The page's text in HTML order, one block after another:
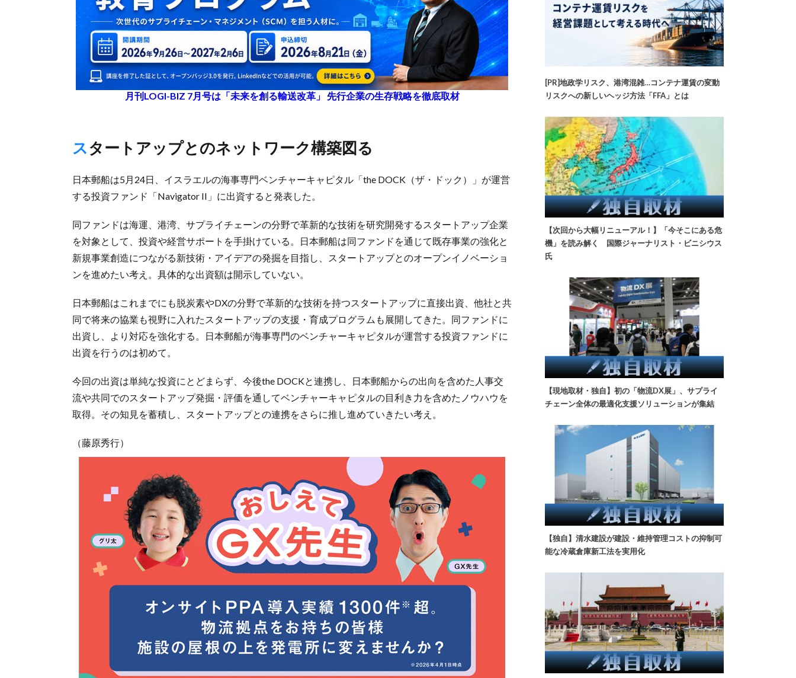
月刊LOGI-BIZ 7月号は「未来を創る輸送改革」 先行企業の生存戦略を徹底取材
スタートアップとのネットワーク構築図る
日本郵船は5月24日、イスラエルの海事専門ベンチャーキャピタル「the DOCK（ザ・ドック）」が運営
する投資ファンド「Navigator II」に出資すると発表した。
同ファンドは海運、港湾、サプライチェーンの分野で革新的な技術を研究開発するスタートアップ企業
を対象として、投資や経営サポートを手掛けている。日本郵船は同ファンドを通じて既存事業の強化と
新規事業創造につながる新技術・アイデアの発掘を目指し、スタートアップとのオープンイノベーショ
ンを進めたい考え。具体的な出資額は開示していない。
日本郵船はこれまでにも脱炭素やDXの分野で革新的な技術を持つスタートアップに直接出資、他社と共
同で将来の協業も視野に入れたスタートアップの支援・育成プログラムも展開してきた。同ファンドに
出資し、より対応を強化する。日本郵船が海事専門のベンチャーキャピタルが運営する投資ファンドに
出資を行うのは初めて。
今回の出資は単純な投資にとどまらず、今後the DOCKと連携し、日本郵船からの出向を含めた人事交
流や共同でのスタートアップ発掘・評価を通してベンチャーキャピタルの目利き力を含めたノウハウを
取得。その知見を蓄積し、スタートアップとの連携をさらに推し進めていきたい考え。
（藤原秀行）
[PR]地政学リスク、港湾混雑…コンテナ運賃の変動
リスクへの新しいヘッジ方法「FFA」とは
【次回から大幅リニューアル！】「今そこにある危
機」を読み解く 国際ジャーナリスト・ビニシウス
氏
【現地取材・独自】初の「物流DX展」、サプライ
チェーン全体の最適化支援ソリューションが集結
【独自】清水建設が建設・維持管理コストの抑制可
能な冷蔵倉庫新工法を実用化